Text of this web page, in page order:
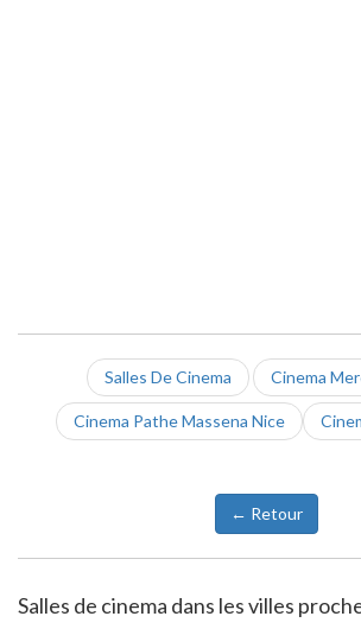
Salles De Cinema Cinema
Cinema Pathe Massena Nice
← Retour
Salles de cinema dans les villes